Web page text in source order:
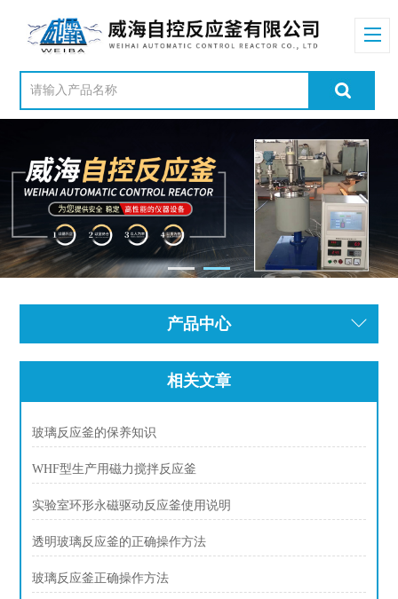
产品中心
相关文章
玻璃反应釜的保养知识
WHF型生产用磁力搅拌反应釜
实验室环形永磁驱动反应釜使用说明
透明玻璃反应釜的正确操作方法
玻璃反应釜正确操作方法